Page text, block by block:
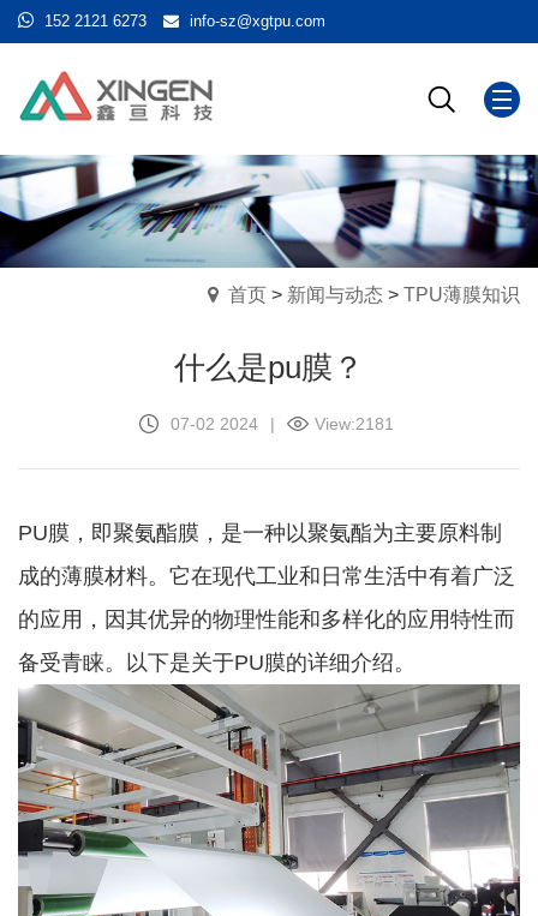
152 2121 6273 info-sz@xgtpu.com
首页 > 新闻与动态 > TPU薄膜知识
什么是pu膜？
07-02 2024 | View:2181
PU膜，即聚氨酯膜，是一种以聚氨酯为主要原料制
成的薄膜材料。它在现代工业和日常生活中有着广泛
的应用，因其优异的物理性能和多样化的应用特性而
备受青睐。以下是关于PU膜的详细介绍。